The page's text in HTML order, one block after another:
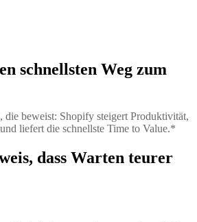
schnellsten Weg zum
die beweist: Shopify steigert Produktivität,
liefert die schnellste Time to Value.*
dass Warten teurer